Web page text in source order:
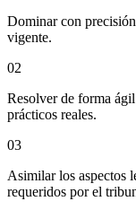
Dominar con
vigente.
02
Resolver de forma
prácticos reales.
03
Asimilar los aspectos
requeridos por el